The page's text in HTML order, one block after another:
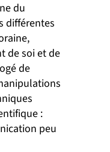
du
différentes
de soi et de
de
:
peu